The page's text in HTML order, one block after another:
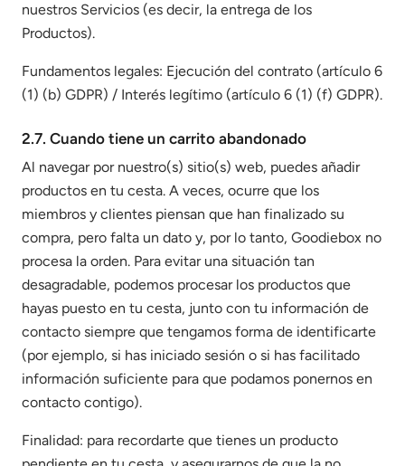
nuestros Servicios (es decir, la entrega de los
Productos).
Fundamentos legales: Ejecución del contrato (artículo 6
(1) (b) GDPR) / Interés legítimo (artículo 6 (1) (f) GDPR).
2.7. Cuando tiene un carrito abandonado
Al navegar por nuestro(s) sitio(s) web, puedes añadir
productos en tu cesta. A veces, ocurre que los
miembros y clientes piensan que han finalizado su
compra, pero falta un dato y, por lo tanto, Goodiebox no
procesa la orden. Para evitar una situación tan
desagradable, podemos procesar los productos que
hayas puesto en tu cesta, junto con tu información de
contacto siempre que tengamos forma de identificarte
(por ejemplo, si has iniciado sesión o si has facilitado
información suficiente para que podamos ponernos en
contacto contigo).
Finalidad: para recordarte que tienes un producto